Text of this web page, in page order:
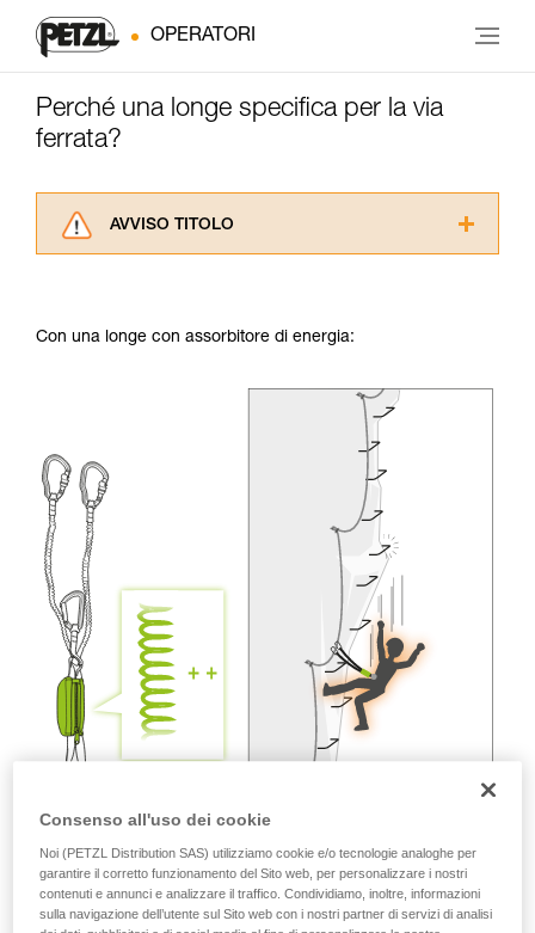
OPERATORI
Perché una longe specifica per la via
ferrata?
AVVISO TITOLO
informazioni dell’istruzione tecnica per poter
La padronanza di queste tecniche richiede una
formazione ed un addestramento specifico.
Verificate con un professionista la vostra
capacità di rifare la manovra, da soli, in piena
sicurezza, prima di riprodurla autonomamente.
Forniamo esempi di tecniche relative alla vostra
attività. Ne possono esistere altre che non
Con una longe con assorbitore di energia:
Consenso all'uso dei cookie
Noi (PETZL Distribution SAS) utilizziamo cookie e/o tecnologie analoghe per
garantire il corretto funzionamento del Sito web, per personalizzare i nostri
contenuti e annunci e analizzare il traffico. Condividiamo, inoltre, informazioni
sulla navigazione dell’utente sul Sito web con i nostri partner di servizi di analisi